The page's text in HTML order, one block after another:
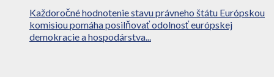
Každoročné hodnotenie stavu právneho štátu Európskou
komisiou pomáha posilňovať odolnosť európskej
demokracie a hospodárstva...